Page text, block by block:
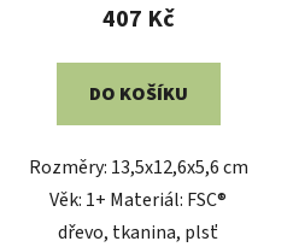
407 Kč
DO KOŠÍKU
Rozměry: 13,5x12,6x5,6 cm
Věk: 1+ Materiál: FSC®
dřevo, tkanina, plsť